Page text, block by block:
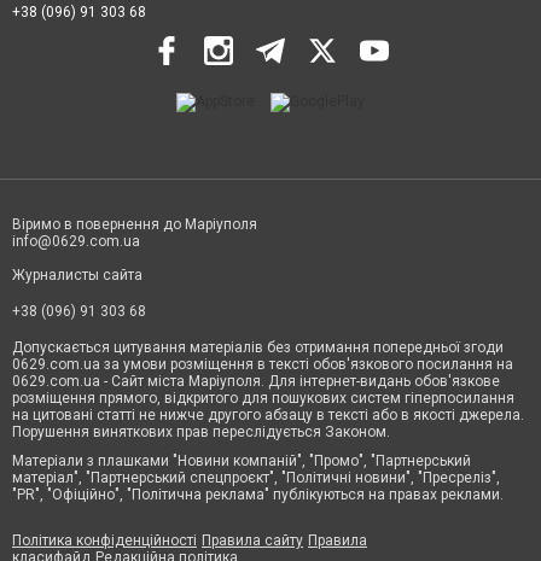
+38 (096) 91 303 68
Віримо в повернення до Маріуполя
info@0629.com.ua
Журналисты сайта
+38 (096) 91 303 68
Допускається цитування матеріалів без отримання попередньої згоди
0629.com.ua за умови розміщення в тексті обов'язкового посилання на
0629.com.ua - Сайт міста Маріуполя. Для інтернет-видань обов'язкове
розміщення прямого, відкритого для пошукових систем гіперпосилання
на цитовані статті не нижче другого абзацу в тексті або в якості джерела.
Порушення виняткових прав переслідується Законом.
Матеріали з плашками "Новини компаній", "Промо", "Партнерський
матеріал", "Партнерський спецпроєкт", "Політичні новини", "Пресреліз",
"PR", "Офіційно", "Політична реклама" публікуються на правах реклами.
Політика конфіденційності Правила сайту Правила